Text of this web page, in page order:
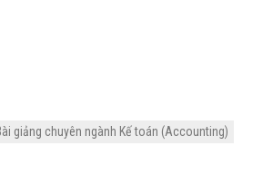
giảng chuyên ngành Kế toán (Accounting)